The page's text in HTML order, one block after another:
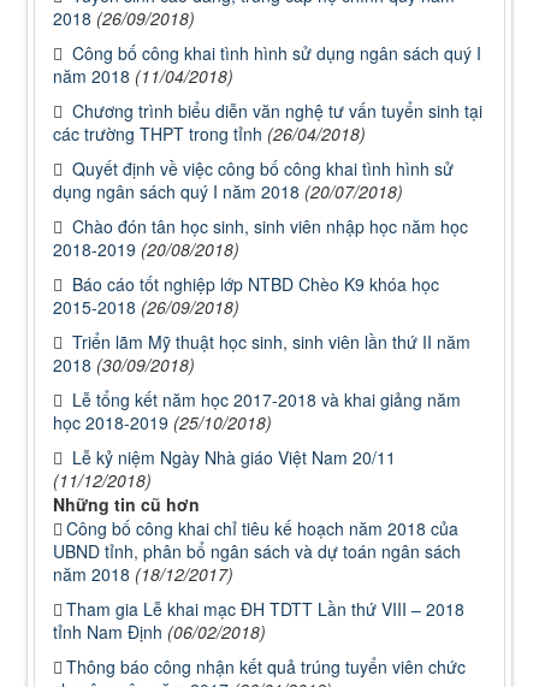
2018 (26/09/2018)
Công bố công khai tình hình sử dụng ngân sách quý I
năm 2018 (11/04/2018)
Chương trình biểu diễn văn nghệ tư vấn tuyển sinh tại
các trường THPT trong tỉnh (26/04/2018)
Quyết định về việc công bố công khai tình hình sử
dụng ngân sách quý I năm 2018 (20/07/2018)
Chào đón tân học sinh, sinh viên nhập học năm học
2018-2019 (20/08/2018)
Báo cáo tốt nghiệp lớp NTBD Chèo K9 khóa học
2015-2018 (26/09/2018)
Triển lãm Mỹ thuật học sinh, sinh viên lần thứ II năm
2018 (30/09/2018)
Lễ tổng kết năm học 2017-2018 và khai giảng năm
học 2018-2019 (25/10/2018)
Lễ kỷ niệm Ngày Nhà giáo Việt Nam 20/11
(11/12/2018)
Những tin cũ hơn
Công bố công khai chỉ tiêu kế hoạch năm 2018 của
UBND tỉnh, phân bổ ngân sách và dự toán ngân sách
năm 2018 (18/12/2017)
Tham gia Lễ khai mạc ĐH TDTT Lần thứ VIII – 2018
tỉnh Nam Định (06/02/2018)
Thông báo công nhận kết quả trúng tuyển viên chức